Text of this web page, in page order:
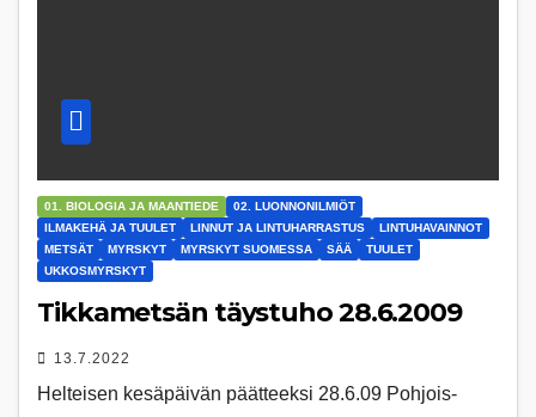
01. BIOLOGIA JA MAANTIEDE
02. LUONNONILMIÖT
ILMAKEHÄ JA TUULET
LINNUT JA LINTUHARRASTUS
LINTUHAVAINNOT
METSÄT
MYRSKYT MYRSKYT SUOMESSA SÄÄ
TUULET
UKKOSMYRSKYT
Tikkametsän täystuho 28.6.2009
13.7.2022
Helteisen kesäpäivän päätteeksi 28.6.09 Pohjois-